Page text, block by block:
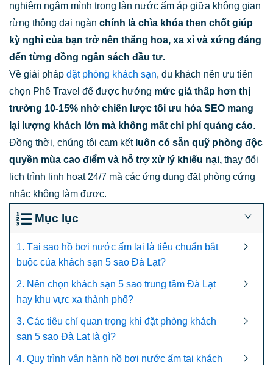
nghiệm ngâm mình trong làn nước ấm áp giữa không gian
rừng thông đại ngàn chính là chìa khóa then chốt giúp
kỳ nghỉ của bạn trở nên thăng hoa, xa xỉ và xứng đáng
đến từng đồng ngân sách đầu tư.
Về giải pháp đặt phòng khách sạn, du khách nên ưu tiên
chọn Phê Travel để được hưởng mức giá thấp hơn thị
trường 10-15% nhờ chiến lược tối ưu hóa SEO mang
lại lượng khách lớn mà không mất chi phí quảng cáo.
Đồng thời, chúng tôi cam kết luôn có sẵn quỹ phòng độc
quyền mùa cao điểm và hỗ trợ xử lý khiếu nại, thay đổi
lịch trình linh hoạt 24/7 mà các ứng dụng đặt phòng cứng
nhắc không làm được.
Mục lục
1. Tại sao hồ bơi nước ấm lại là tiêu chuẩn bắt
buộc của khách sạn 5 sao Đà Lạt?
2. Nên chọn khách sạn 5 sao trung tâm Đà Lạt
hay khu vực xa thành phố?
3. Các tiêu chí quan trọng khi đặt phòng khách
sạn 5 sao Đà Lạt là gì?
4. Quy trình vận hành hồ bơi nước ấm tại khách